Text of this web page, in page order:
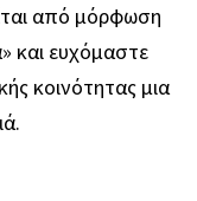
από μόρφωση
και ευχόμαστε
κοινότητας μια